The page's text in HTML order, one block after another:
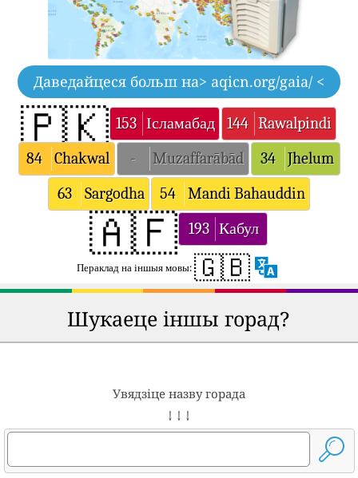
Даведайцеся больш на> aqicn.org/gaia/ <
🇵🇰 153 Ісламабад 144 Rawalpindi
84
Chakwal - Muzaffarābād 34
Jhelum
63
Sargodha 54 Mandi Bahauddin
🇦🇫 193 Кабул
Пераклад на іншыя мовы: 🇬🇧
Шукаеце іншы горад?
Увядзіце назву горада
↓ ↓ ↓